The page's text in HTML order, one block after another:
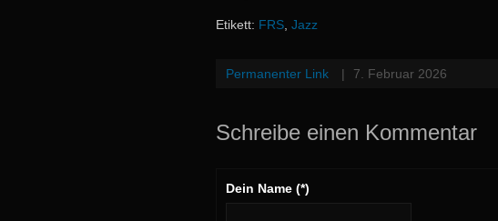
Etikett: FRS Jazz
Permanenter Link | 7. Februar 2026
Schreibe einen Kommentar
Dein Name (*)